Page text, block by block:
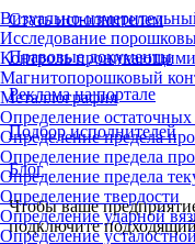
Визуально-
Исследование
Контроль
Магнитопорошковый
Металлография
Определение
Определение предела
Определение предела
Определение предела
Определение твердости
Определение ударной
Определение
Стать исполнителем
Правовые документы
Реклама на портале
Подбор исполнителей
Блог
Чтобы ваше
подключите